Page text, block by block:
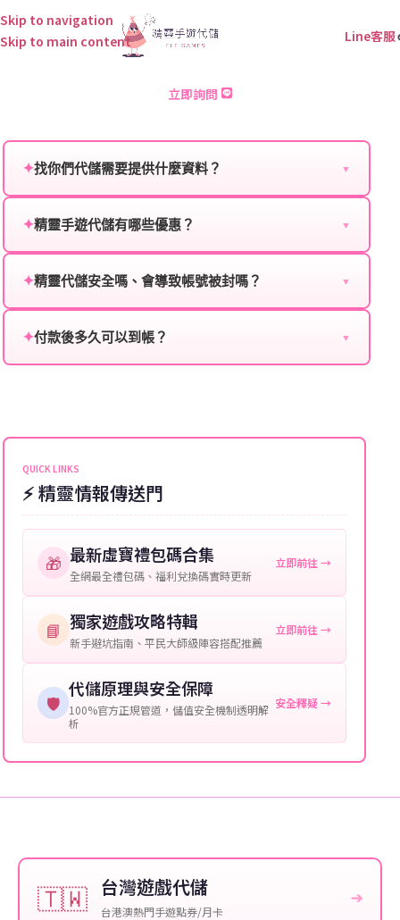
Skip to navigation
Skip to main content
Line客服
隊長小翼：最強王牌 儲值
立即詢問
✦找你們代儲需要提供什麼資料？ ▼
服：
角色名稱：您遊戲中的角色名稱。
等級：角色的當前等級。
提供這些信息能幫助我們更快地處理您的代儲需求，確
保您盡享遊戲樂趣！
✦精靈手遊代儲有哪些優惠？ ▼
贈送、大額儲值優惠及節日限定活動，儲值最低6折
✦精靈代儲安全嗎、會導致帳號被封嗎？ ▼
單，不使用外掛程式、非法點數或異常儲值管道。您獲
✦付款後多久可以到帳？ ▼
可直接聯絡客服查詢訂單進度。
QUICK LINKS
⚡ 精靈情報傳送門
🎁 最新虛寶禮包碼合集
全網最全禮包碼、福利兌換碼實時更新
立即前往 →
📘 獨家遊戲攻略特輯
新手避坑指南、平民大師級陣容搭配推薦
立即前往 →
🛡️
代儲原理與安全保障
100%官方正規管道，儲值安全機制透明解
析
安全釋疑 →
🇹🇼 台灣遊戲代儲
台港澳熱門手遊點券/月卡
➔